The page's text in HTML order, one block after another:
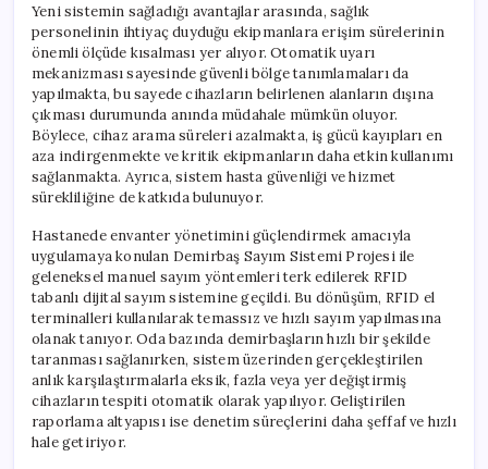
Yeni sistemin sağladığı avantajlar arasında, sağlık
personelinin ihtiyaç duyduğu ekipmanlara erişim sürelerinin
önemli ölçüde kısalması yer alıyor. Otomatik uyarı
mekanizması sayesinde güvenli bölge tanımlamaları da
yapılmakta, bu sayede cihazların belirlenen alanların dışına
çıkması durumunda anında müdahale mümkün oluyor.
Böylece, cihaz arama süreleri azalmakta, iş gücü kayıpları en
aza indirgenmekte ve kritik ekipmanların daha etkin kullanımı
sağlanmakta. Ayrıca, sistem hasta güvenliği ve hizmet
sürekliliğine de katkıda bulunuyor.
Hastanede envanter yönetimini güçlendirmek amacıyla
uygulamaya konulan Demirbaş Sayım Sistemi Projesi ile
geleneksel manuel sayım yöntemleri terk edilerek RFID
tabanlı dijital sayım sistemine geçildi. Bu dönüşüm, RFID el
terminalleri kullanılarak temassız ve hızlı sayım yapılmasına
olanak tanıyor. Oda bazında demirbaşların hızlı bir şekilde
taranması sağlanırken, sistem üzerinden gerçekleştirilen
anlık karşılaştırmalarla eksik, fazla veya yer değiştirmiş
cihazların tespiti otomatik olarak yapılıyor. Geliştirilen
raporlama altyapısı ise denetim süreçlerini daha şeffaf ve hızlı
hale getiriyor.